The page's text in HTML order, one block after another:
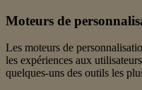
Moteurs de
Les moteurs de
les expériences aux
quelques-uns des outils les